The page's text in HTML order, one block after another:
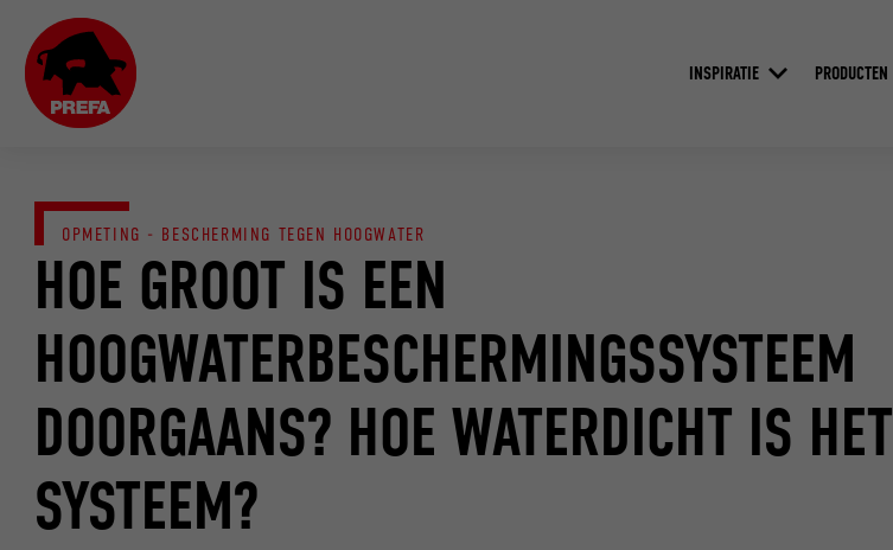
INSPIRATIE PRODUCTEN
HOE GROOT IS EEN
HOOGWATERBESCHERMINGSSYSTEEM
DOORGAANS? HOE WATERDICHT IS HET
SYSTEEM?
OPMETING - BESCHERMING TEGEN HOOGWATER